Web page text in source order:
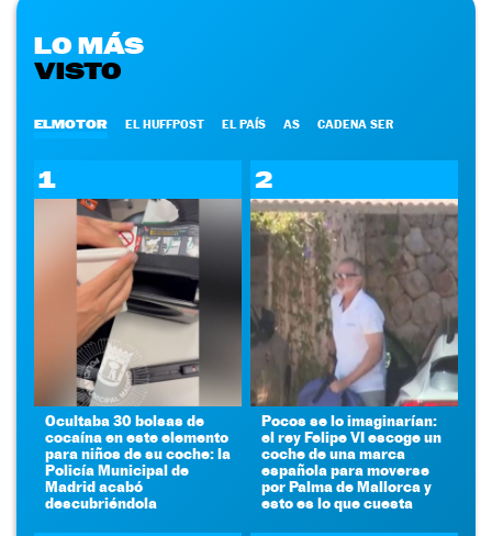
LO MÁS
VISTO
ELMOTOR EL HUFFPOST EL PAÍS AS CADENA SER
1
Ocultaba 30 bolsas de
cocaína en este elemento
para niños de su coche: la
Policía Municipal de
Madrid acabó
descubriéndola
2
Pocos se lo imaginarían:
el rey Felipe VI escoge un
coche de una marca
española para moverse
por Palma de Mallorca y
esto es lo que cuesta